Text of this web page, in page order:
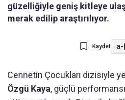
güzelliğiyle geniş kitleye
merak edilip araştırılıyor.
Kaydet a-|
Cennetin Çocukları dizisiyle
Özgü Kaya, güçlü